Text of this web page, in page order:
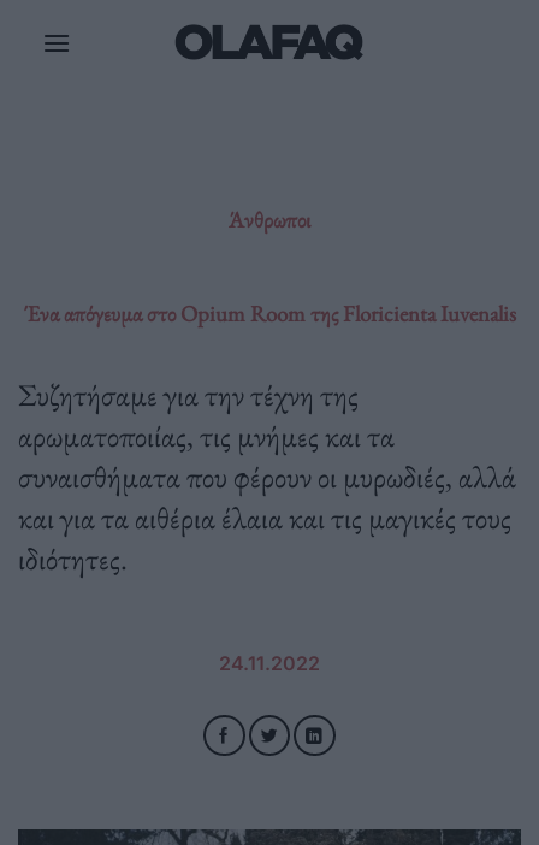
Άνθρωποι
Ένα απόγευμα στο Opium Room της Floricienta Iuvenalis
Συζητήσαμε για την τέχνη της
αρωματοποιίας, τις μνήμες και τα
συναισθήματα που φέρουν οι μυρωδιές, αλλά
και για τα αιθέρια έλαια και τις μαγικές τους
ιδιότητες.
24.11.2022